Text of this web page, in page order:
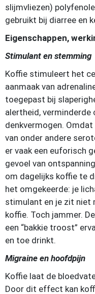
slijmvliezen)
gebruikt bij diarree en
Eigenschappen,
Stimulant en stemming
Koffie stimuleert het
aanmaak van
toegepast bij
alertheid,
denkvermogen.
van onder andere
er vaak een euforisch
gevoel van
om dagelijks koffie te
het omgekeerde: je
stimulant en je zit niet
koffie. Toch jammer.
een “bakkie troost”
en toe drinkt.
Migraine en hoofdpijn
Koffie laat de
Door dit effect kan